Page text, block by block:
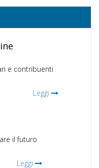
e contribuenti
Leggi
il futuro
Leggi